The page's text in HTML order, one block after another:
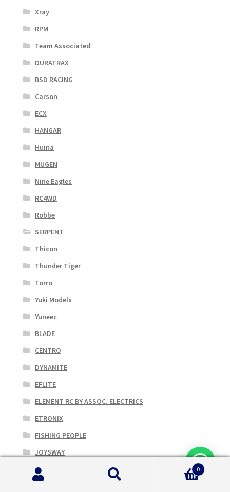
Xray
RPM
Team Associated
DURATRAX
BSD RACING
Carson
ECX
HANGAR
Huina
MUGEN
Nine Eagles
RC4WD
Robbe
SERPENT
Thicon
Thunder Tiger
Torro
Yuki Models
Yuneec
BLADE
CENTRO
DYNAMITE
EFLITE
ELEMENT RC BY ASSOC. ELECTRICS
ETRONIX
FISHING PEOPLE
JOYSWAY
TLR
0